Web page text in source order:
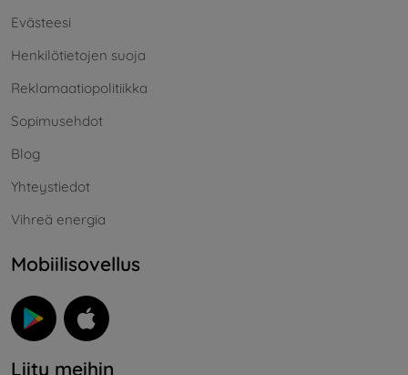
Evästeesi
Henkilötietojen suoja
Reklamaatiopolitiikka
Sopimusehdot
Blog
Yhteystiedot
Vihreä energia
Mobiilisovellus
Liity meihin